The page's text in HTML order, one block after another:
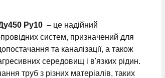
Ру10 – це надійний
систем, призначений для
та каналізації, а також
середовищ і в'язких рідин.
труб з різних матеріалів, таких